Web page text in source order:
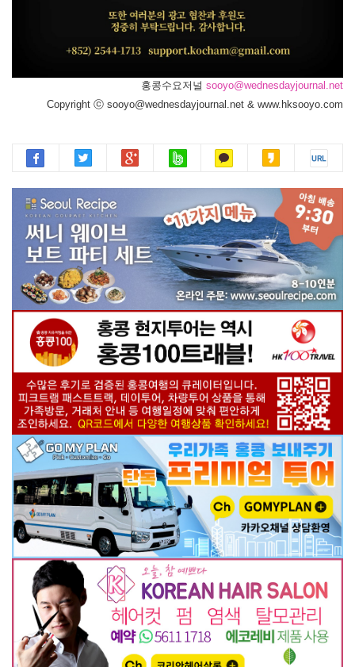
홍콩수요저널 sooyo@wednesdayjournal.net
Copyright ⓒ sooyo@wednesdayjournal.net & www.hksooyo.com